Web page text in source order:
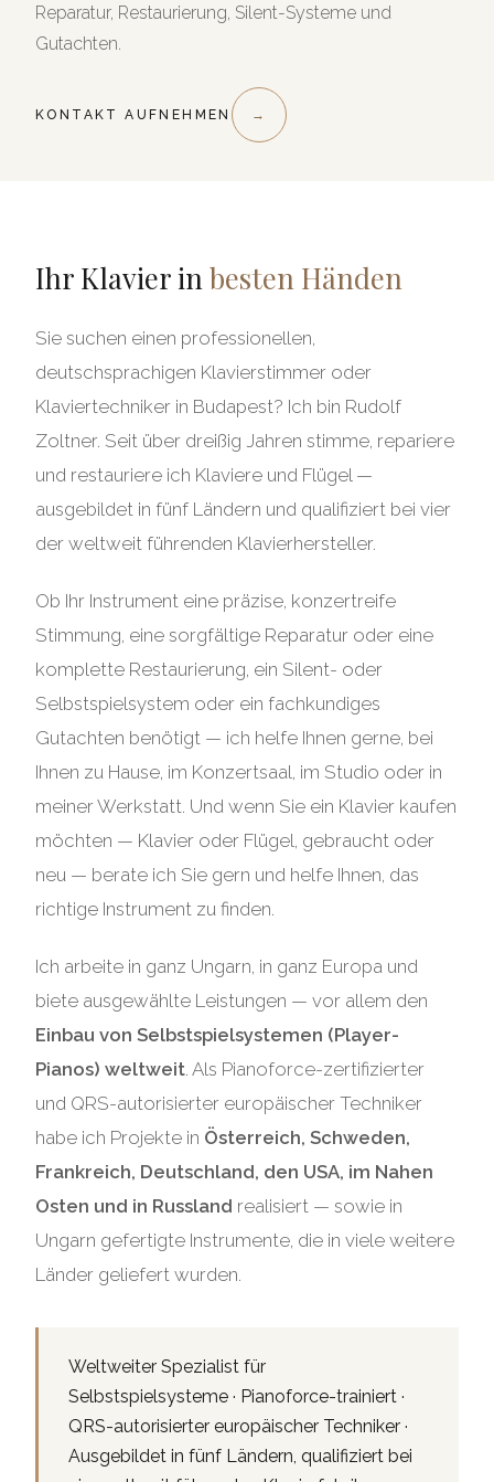
Reparatur, Restaurierung, Silent-Systeme und
Gutachten.
KONTAKT AUFNEHMEN →
Ihr Klavier in besten Händen
Sie suchen einen professionellen,
deutschsprachigen Klavierstimmer oder
Klaviertechniker in Budapest? Ich bin Rudolf
Zoltner. Seit über dreißig Jahren stimme, repariere
und restauriere ich Klaviere und Flügel —
ausgebildet in fünf Ländern und qualifiziert bei vier
der weltweit führenden Klavierhersteller.
Ob Ihr Instrument eine präzise, konzertreife
Stimmung, eine sorgfältige Reparatur oder eine
komplette Restaurierung, ein Silent- oder
Selbstspielsystem oder ein fachkundiges
Gutachten benötigt — ich helfe Ihnen gerne, bei
Ihnen zu Hause, im Konzertsaal, im Studio oder in
meiner Werkstatt. Und wenn Sie ein Klavier kaufen
möchten — Klavier oder Flügel, gebraucht oder
neu — berate ich Sie gern und helfe Ihnen, das
richtige Instrument zu finden.
Ich arbeite in ganz Ungarn, in ganz Europa und
biete ausgewählte Leistungen — vor allem den
Einbau von Selbstspielsystemen (Player-
Pianos) weltweit . Als Pianoforce-zertifizierter
und QRS-autorisierter europäischer Techniker
habe ich Projekte in Österreich, Schweden,
Frankreich, Deutschland, den USA, im Nahen
Osten und in Russland realisiert — sowie in
Ungarn gefertigte Instrumente, die in viele weitere
Länder geliefert wurden.
Weltweiter Spezialist für
Selbstspielsysteme · Pianoforce-trainiert ·
QRS-autorisierter europäischer Techniker ·
Ausgebildet in fünf Ländern, qualifiziert bei